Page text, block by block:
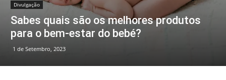
Divulgação
Sabes quais são os melhores produtos
para o bem-estar do bebé?
1 de Setembro, 2023